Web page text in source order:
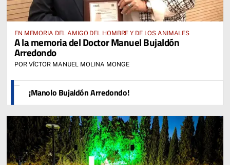
EN MEMORIA DEL AMIGO DEL HOMBRE Y DE LOS ANIMALES
A la memoria del Doctor Manuel Bujaldón
Arredondo
POR VÍCTOR MANUEL MOLINA MONGE
¡Manolo Bujaldón Arredondo!